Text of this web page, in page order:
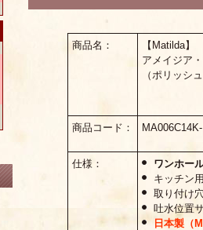
商品名：
【Matilda】
アメイジア
（ポリッシ
商品コード：
仕様：
ワンホー
キッチン
取り付け
吐水位置
日本製（